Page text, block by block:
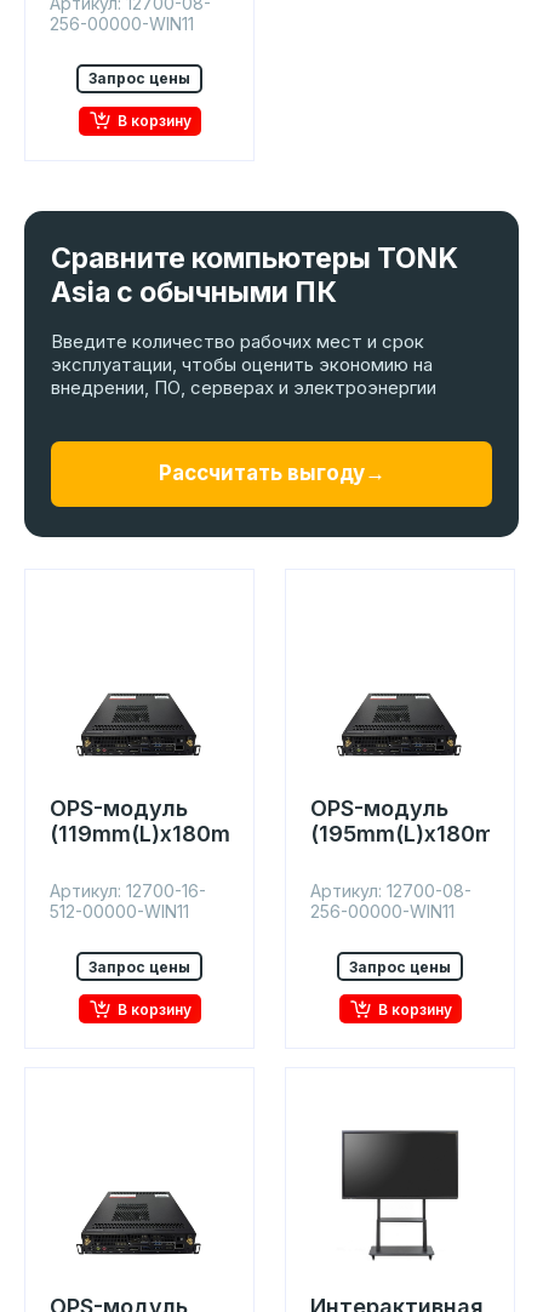
256-00000-WIN11
Запрос цены
В корзину
Сравните компьютеры TONK
Asia с обычными ПК
Введите количество рабочих мест и срок
эксплуатации, чтобы оценить экономию на
внедрении, ПО, серверах и электроэнергии
Рассчитать выгоду→
OPS-модуль
(119mm(L)x180mm(W)x42mm)
Артикул: 12700-16-
512-00000-WIN11
Запрос цены
В корзину
OPS-модуль
Артикул: 12700-08-
256-00000-WIN11
Запрос цены
В корзину